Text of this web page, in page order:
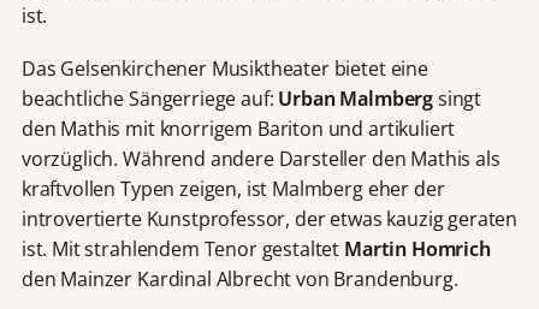
ist.
Das Gelsenkirchener Musiktheater bietet eine
beachtliche Sängerriege auf: Urban Malmbergsingt
den Mathis mit knorrigem Bariton und artikuliert
vorzüglich. Während andere Darsteller den Mathis als
kraftvollen Typen zeigen, ist Malmberg eher der
introvertierte Kunstprofessor, der etwas kauzig geraten
ist. Mit strahlendem Tenor gestaltet Martin Homrich
den Mainzer Kardinal Albrecht von Brandenburg.